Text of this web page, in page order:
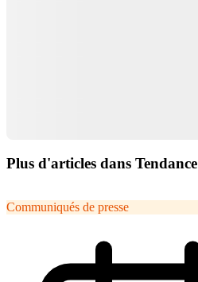
Plus d'articles dans Tendance
Communiqués de presse